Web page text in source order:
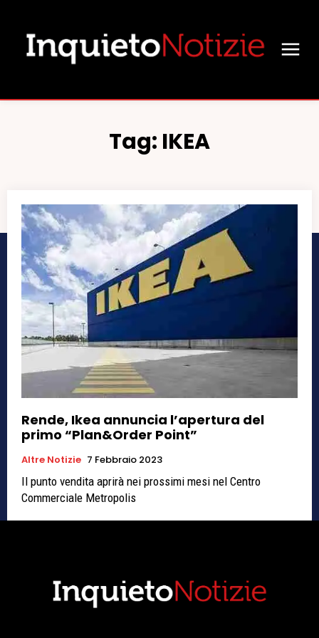
Tag: IKEA
Rende, Ikea annuncia l’apertura del
primo “Plan&Order Point”
Altre Notizie 7 Febbraio 2023
Il punto vendita aprirà nei prossimi mesi nel Centro
Commerciale Metropolis